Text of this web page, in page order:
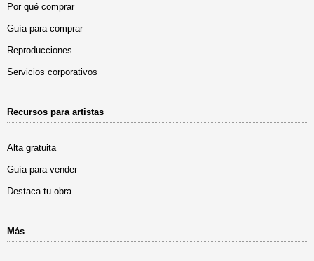
Por qué comprar
Guía para comprar
Reproducciones
Servicios corporativos
Recursos para artistas
Alta gratuita
Guía para vender
Destaca tu obra
Más